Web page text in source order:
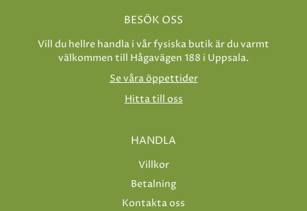
BESÖK OSS
Vill du hellre handla i vår fysiska butik är du varmt
välkommen till Hågavägen 188 i Uppsala.
Se våra öppettider
Hitta till oss
HANDLA
Villkor
Betalning
Kontakta oss